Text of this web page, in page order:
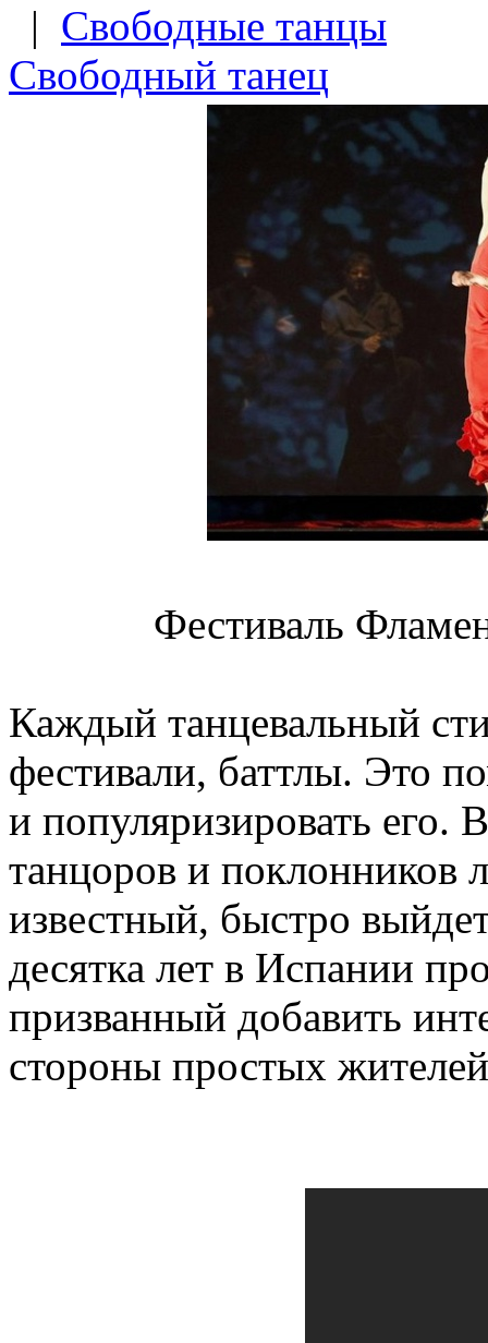
| Свободные танцы
Свободный танец
Фестиваль
Каждый танцевальный
фестивали, баттлы. Это
и популяризировать его.
танцоров и поклонников
известный, быстро
десятка лет в Испании
призванный добавить
стороны простых